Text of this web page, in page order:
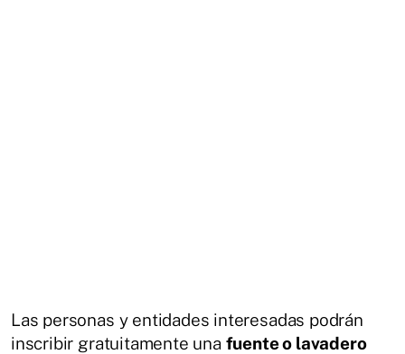
Las personas y entidades interesadas podrán
inscribir gratuitamente una fuente o lavadero